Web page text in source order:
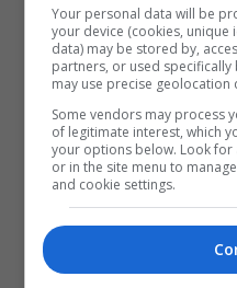
Your personal data will be
your device (cookies,
data) may be stored by,
partners, or used
may use precise geolocation
Some vendors may process
of legitimate interest, which
your options below. Look
or in the site menu to
and cookie settings.